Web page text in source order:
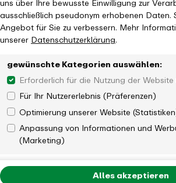
uns über Ihre bewusste Einwilligung zur
ausschließlich pseudonym erhobenen Daten.
Angebot für Sie zu verbessern. Mehr
unsererDatenschutzerklärung.
gewünschte Kategorien auswählen:
Erforderlich für die Nutzung der
Für Ihr Nutzererlebnis (Präferenzen)
Optimierung unserer Website
Anpassung von Informationen und
(Marketing)
Alles akzeptieren